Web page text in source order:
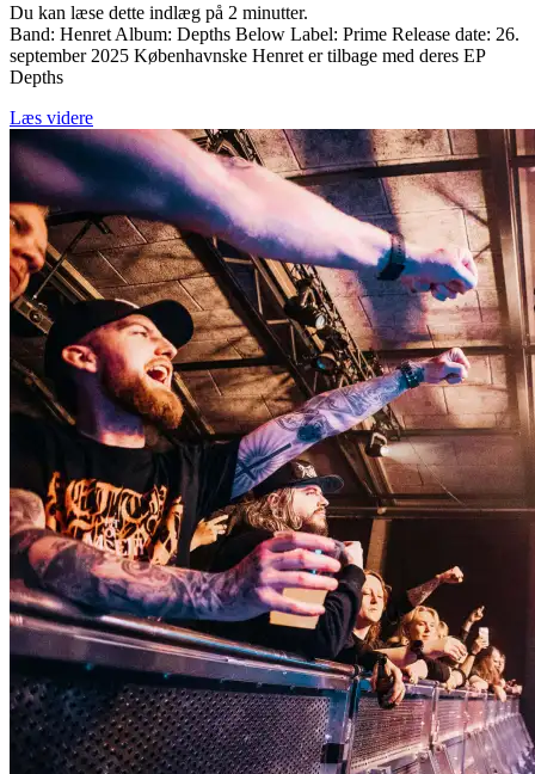
Du kan læse dette indlæg på 2 minutter.
Band: Henret Album: Depths Below Label: Prime Release date: 26.
september 2025 Københavnske Henret er tilbage med deres EP
Depths
Læs videre